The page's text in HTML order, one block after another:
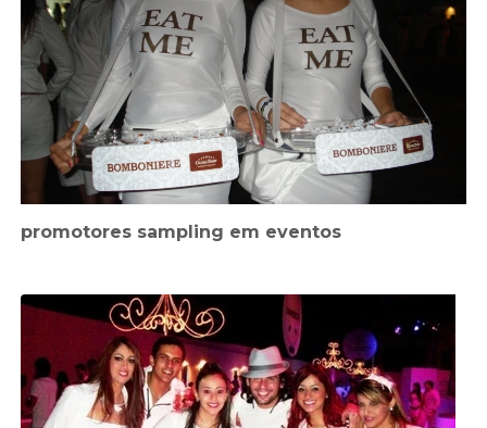
promotores sampling em eventos